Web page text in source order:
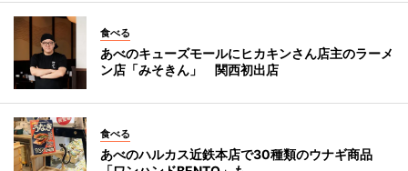
食べる
あべのキューズモールにヒカキンさん店主のラーメ
ン店「みそきん」 関西初出店
食べる
あべのハルカス近鉄本店で30種類のウナギ商品